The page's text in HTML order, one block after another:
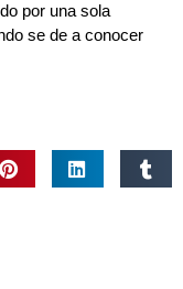
por una sola
se de a conocer